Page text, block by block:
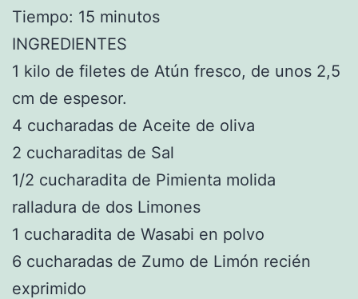
Tiempo: 15 minutos
INGREDIENTES
1 kilo de filetes de Atún fresco, de unos 2,5
cm de espesor.
4 cucharadas de Aceite de oliva
2 cucharaditas de Sal
1/2 cucharadita de Pimienta molida
ralladura de dos Limones
1 cucharadita de Wasabi en polvo
6 cucharadas de Zumo de Limón recién
exprimido